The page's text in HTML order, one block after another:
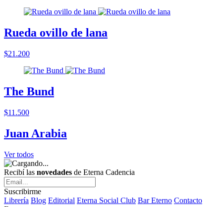
Rueda ovillo de lana
$21.200
The Bund
$11.500
Juan Arabia
Ver todos
Recibí las novedades de Eterna Cadencia
Suscribirme
Librería Blog Editorial Eterna Social Club Bar Eterno Contacto